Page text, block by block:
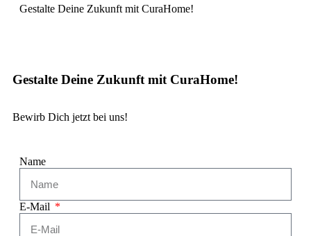
Gestalte Deine Zukunft mit CuraHome!
Gestalte Deine Zukunft mit CuraHome!
Bewirb Dich jetzt bei uns!
Name
E-Mail